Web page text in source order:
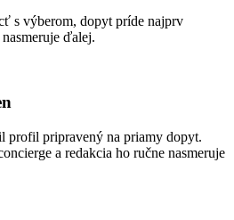
s výberom, dopyt príde najprv
ďalej.
profil pripravený na priamy dopyt.
a redakcia ho ručne nasmeruje